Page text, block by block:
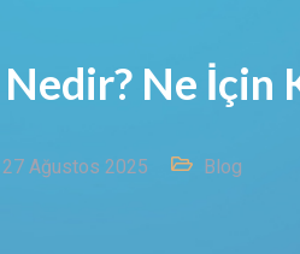
Ne İçin
27 Ağustos 2025 Blog